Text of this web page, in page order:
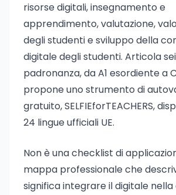
risorse digitali, insegnamento e
apprendimento, valutazione,
degli studenti e sviluppo della
digitale degli studenti. Articola
padronanza, da A1 esordiente a
propone uno strumento di
gratuito, SELFIEforTEACHERS,
24 lingue ufficiali UE.
Non è una checklist di
mappa professionale che
significa integrare il digitale